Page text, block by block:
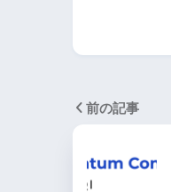
前の記事